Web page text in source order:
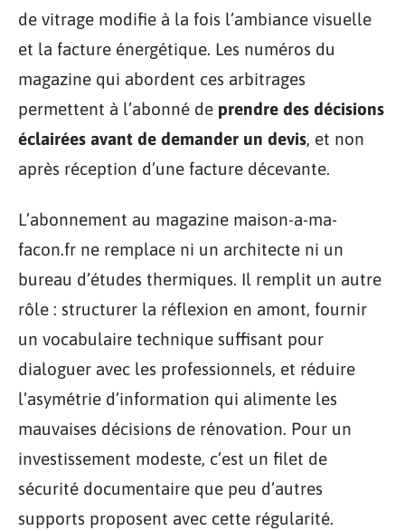
de vitrage modifie à la fois l’ambiance visuelle
et la facture énergétique. Les numéros du
magazine qui abordent ces arbitrages
permettent à l’abonné de prendre des décisions
éclairées avant de demander un devis, et non
après réception d’une facture décevante.
L’abonnement au magazine maison-a-ma-
facon.fr ne remplace ni un architecte ni un
bureau d’études thermiques. Il remplit un autre
rôle : structurer la réflexion en amont, fournir
un vocabulaire technique suffisant pour
dialoguer avec les professionnels, et réduire
l’asymétrie d’information qui alimente les
mauvaises décisions de rénovation. Pour un
investissement modeste, c’est un filet de
sécurité documentaire que peu d’autres
supports proposent avec cette régularité.